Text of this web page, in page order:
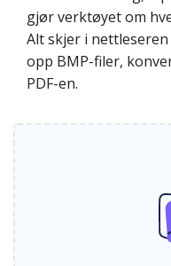
gjør verktøyet om
Alt skjer i
opp BMP-filer,
PDF-en.